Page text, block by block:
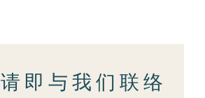
请 即 与 我 们 联 络